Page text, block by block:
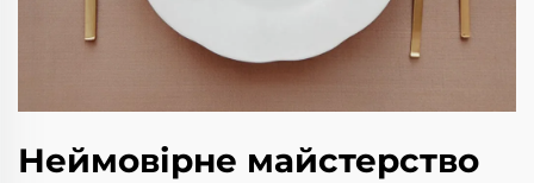
Неймовірне майстерство